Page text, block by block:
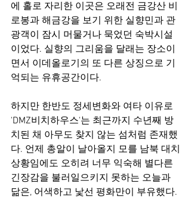
에 홀로 자리한 이곳은 오래전 금강산 비
로봉과 해금강을 보기 위한 실향민과 관
광객이 잠시 머물거나 묵었던 숙박시설
이었다. 실향의 그리움을 달래는 장소이
면서 이데올로기의 또 다른 상징으로 기
억되는 유휴공간이다.
하지만 한반도 정세변화와 여타 이유로
'DMZ비치하우스'는 최근까지 수년째 방
치된 채 아무도 찾지 않는 섬처럼 존재했
다. 언제 총알이 날아올지 모를 남북 대치
상황임에도 오히려 너무 익숙해 별다른
긴장감을 불러일으키지 못하는 오늘과
닮은, 어색하고 낯선 평화만이 부유했다.